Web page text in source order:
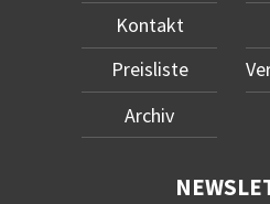
Kontakt
Preisliste
Archiv